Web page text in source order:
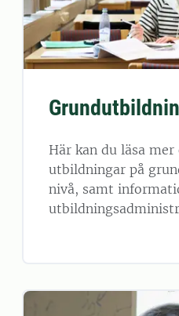
Här kan du läsa mer
utbildningar på
nivå, samt